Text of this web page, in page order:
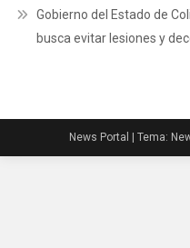
Gobierno del Estado de
busca evitar lesiones y
News Portal Tema: